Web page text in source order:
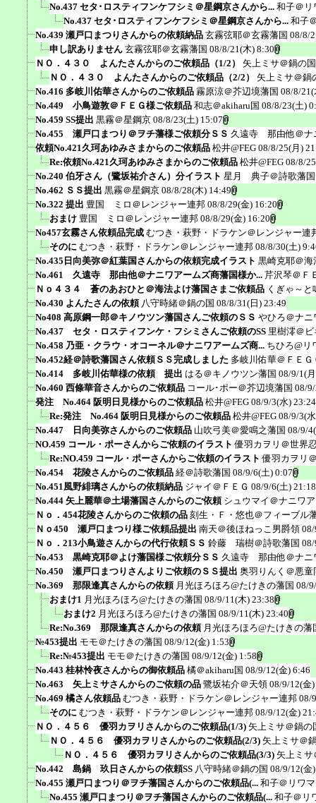
No.437 セタ･ロスティフンケフシミ＠星鋼京さんから... 和子＠リ
No.437 セタ･ロスティフンケフシミ＠星鋼京さんから... 和子
No.439 瀬戸口まつりさんからの依頼納品 玄霧弦耶＠玄霧藩国 08/8/
申し訳ありません 玄霧弦耶＠玄霧藩国 08/8/21(木) 8:30
ＮＯ．４３０ よんたさんからのご依頼品（1/2）
矢上ミサ＠鍋の国
ＮＯ．４３０ よんたさんからのご依頼品（2/2）
矢上ミサ＠鍋
No.416 多岐川佑華さんからのご依頼品 霧原涼＠芥辺境藩国 08/8/21(
No.449 小鳥遊敦＠ＦＥＧ様ご依頼品 和志＠akiharu国 08/8/23(土)
No.459 SS提出 黒霧＠星鋼京 08/8/23(土) 15:07
No.455 瀬戸口まつり＠ヲチ藩様ご依頼分ＳＳ 久遠寺 那由他＠ナ
依頼No.421久珂あゆみさまからのご依頼品 松井@FEG 08/8/25(月)
Re:依頼No.421久珂あゆみさまからのご依頼品 松井@FEG 08/8/
No.240 伯牙さん（鷺坂祐介さん）分イラスト 星月 典子＠詩歌藩国
No.462 ＳＳ提出 黒霧＠星鋼京 08/8/28(木) 14:49
No.322 提出 豊国 ミロ＠レンジャー連邦 08/8/29(金) 16:20
おまけ 豊国 ミロ＠レンジャー連邦 08/8/29(金) 16:20
No457玄霧さん依頼品完成 むつき・萩野・ドラケン＠レンジャー連
そのに むつき・萩野・ドラケン＠レンジャー連邦 08/8/30(土)
No.435日向美弥＠紅葉国さんからの依頼完成イラスト 黒崎克耶＠海
No.461 久遠寺 那由他＠ナニワアームズ商藩国様か... 芹沢琴＠Ｆ
Ｎｏ４３４ 蒼のあおひと＠海法よけ藩国さまご依頼品 くぎゃ～
No.430 よんたさんの依頼 八守時緒＠鍋の国 08/8/31(日) 23:49
No408 高原鋼一郎＠キノウツン藩国さんご依頼のＳＳ やひろ＠ナニ
No.437 セタ・ロスティフンケ・フシミさんご依頼のSS 里樹澪＠
No.458 乃亜・クラウ・オコーネル＠ナニワアームズ商... ちひろ@リ
No.452経＠詩歌藩国さん依頼ＳＳ完成しました 多岐川佑華＠ＦＥＧ
No.414 多岐川佑華様の依頼 提出 はる＠キノウツン藩国 08/9/1(
No.460 西條華音さんからのご依頼品 コール･ポー＠芥辺境藩国 08/
発注 No.464 阪明日見様からのご依頼品 松井@FEG 08/9/3(水) 23:24
Re:発注 No.464 阪明日見様からのご依頼品 松井@FEG 08/9/3(
No.447 日向美弥さんからのご依頼品 山吹弓美＠愛鳴之藩国 08/9/
NO.459 コール・ポーさんからご依頼のイラスト 優羽カヲリ＠世界
Re:NO.459 コール・ポーさんからご依頼のイラスト 優羽カヲリ
No.454 花陵さんからのご依頼品 経＠詩歌藩国 08/9/6(土) 0:07
No.451風野緋璃さんからの依頼納品 ジャイ＠ＦＥＧ 08/9/6(土) 21:18
No.444 矢上麗華＠土場藩国さんからのご依頼 シュウマイ＠ナニワ
Ｎｏ．454花陵さんからのご依頼の品 刻生・Ｆ・悠也＠フィーブル
Ｎｏ450 瀬戸口まつり様ご依頼品提出 南天＠後ほねっこ男爵領
Ｎｏ．213小鳥遊さんからの代行依頼ＳＳ 鈴藤 瑞樹＠詩歌藩国
No.453 黒崎克耶＠よけ藩国様ご依頼分ＳＳ 久遠寺 那由他＠ナニ
No.450 瀬戸口まつりさんよりご依頼のＳＳ提出 奥羽りんく＠悪童
No.369 那限逢真さんからの依頼 月光ほろほろ@たけきの藩国 08/
おまけ1 月光ほろほろ@たけきの藩国 08/9/11(木) 23:38
おまけ2 月光ほろほろ@たけきの藩国 08/9/11(木) 23:40
Re:No.369 那限逢真さんからの依頼 月光ほろほろ@たけきの藩
№453提出 モモ＠たけきの藩国 08/9/12(金) 1:53
Re:№453提出 モモ＠たけきの藩国 08/9/12(金) 1:58
No.443 桂林怜夜さんからの御依頼品 橘＠akiharu国 08/9/12(金) 6:46
No.463 矢上ミサさんからのご依頼の品 鷺坂祐介＠天領 08/9/12(金
No.469 橘さん依頼品 むつき・萩野・ドラケン＠レンジャー連邦 08/
そのに むつき・萩野・ドラケン＠レンジャー連邦 08/9/12(金)
ＮＯ．４５６ 優羽カヲリさんからのご依頼品(1/3) 矢上ミサ＠鍋の
ＮＯ．４５６ 優羽カヲリさんからのご依頼品(2/3) 矢上ミサ＠
ＮＯ．４５６ 優羽カヲリさんからのご依頼品(3/3) 矢上ミサ
No.442 島鍋 玖日さんからの依頼SS 八守時緒＠鍋の国 08/9/12(金
No.455 瀬戸口まつり＠ヲチ藩国さんからのご依頼品(... 和子＠リワ
No.455 瀬戸口まつり＠ヲチ藩国さんからのご依頼品(... 和子＠リ